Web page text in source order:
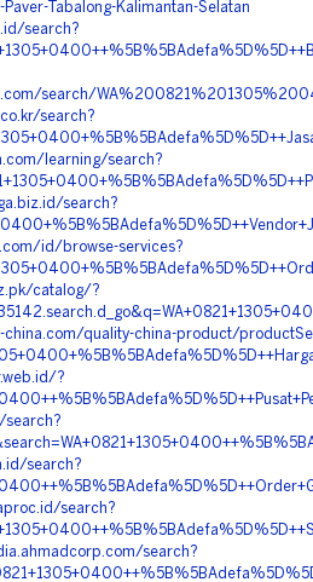
Tabalong-Kalimantan-Selatan
search?
search/
search?
learning/search?
search?
id/browse-services?
catalog/?
quality-china-product/
?
search?
search?
search?